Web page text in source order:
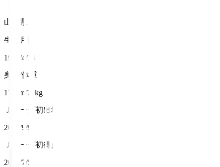
山梨県
生年月日
1997/4/14
身長/体重
178cm/70kg
Ｊリーグ初出場
2017/9/9
Ｊリーグ初得点
2020/7/5